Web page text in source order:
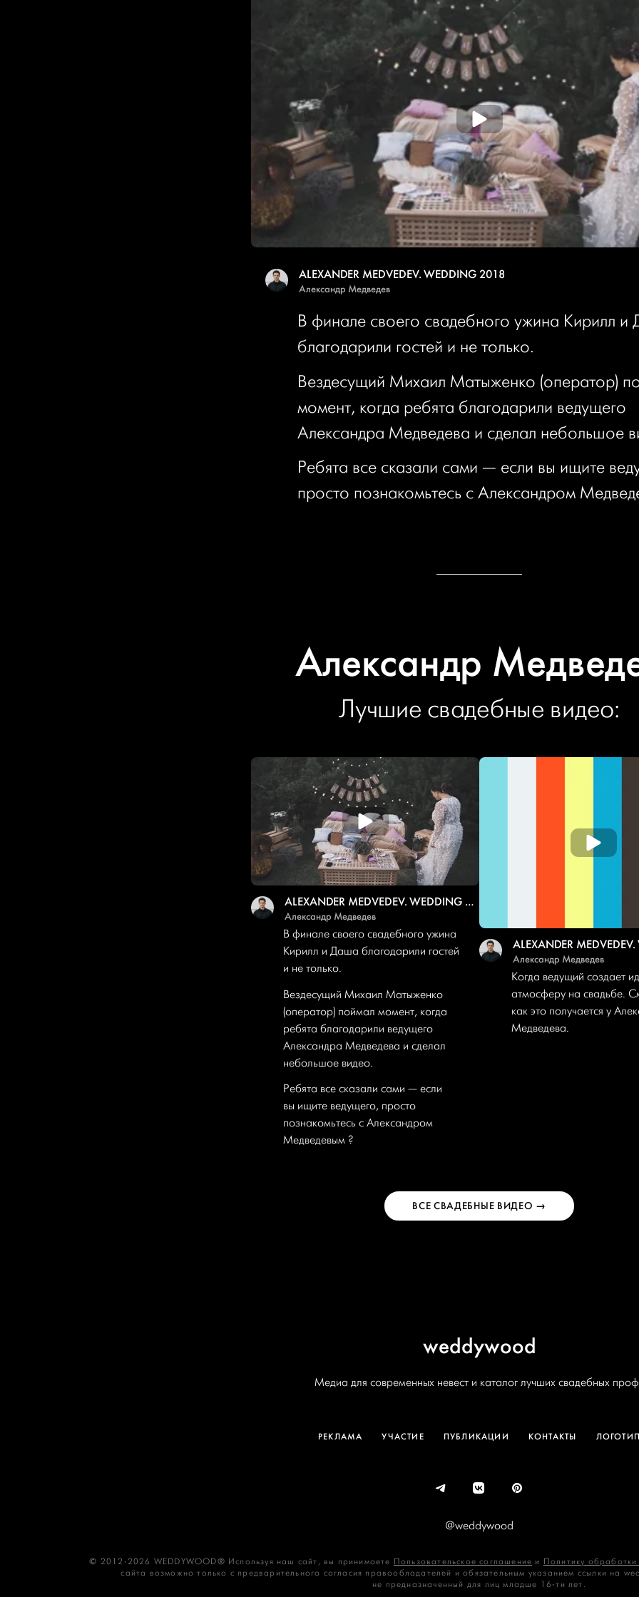
ALEXANDER MEDVEDEV. WEDDING 2018
Александр Медведев
В финале своего свадебного ужина Кирилл и
благодарили гостей и не только.
Вездесущий Михаил Матыженко (оператор)
момент, когда ребята благодарили ведущего
Александра Медведева и сделал небольшое
Ребята все сказали сами — если вы ищите
просто познакомьтесь с Александром
Александр
Лучшие свадебные видео:
ALEXANDER MEDVEDEV. WEDDING 2018
Александр Медведев
В финале своего свадебного ужина
Кирилл и Даша благодарили гостей
и не только.
Вездесущий Михаил Матыженко
(оператор) поймал момент, когда
ребята благодарили ведущего
Александра Медведева и сделал
небольшое видео.
Ребята все сказали сами — если
вы ищите ведущего, просто
познакомьтесь с Александром
Медведевым ?
Александр Медведев
Когда ведущий создает
атмосферу на свадьбе.
как это получается у
Медведева.
ВСЕ СВАДЕБНЫЕ ВИДЕО →
weddywood
Медиа для современных невест и каталог лучших свадебных
РЕКЛАМА УЧАСТИЕ ПУБЛИКАЦИИ КОНТАКТЫ ЛОГОТИП
@weddywood
© 2012-2026 WEDDYWOOD® Используя наш сайт, вы принимаете Пользовательское соглашение и Политику
сайта возможно только с предварительного согласия правообладателей и обязательным указанием ссылки на
не предназначенный для лиц младше 16‑ти лет.